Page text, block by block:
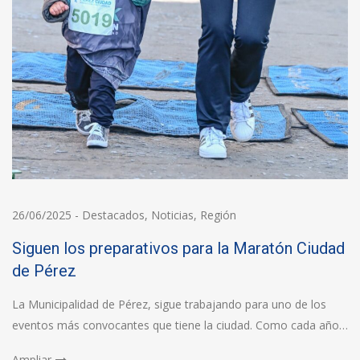
26/06/2025 - Destacados, Noticias, Región
Siguen los preparativos para la Maratón Ciudad
de Pérez
La Municipalidad de Pérez, sigue trabajando para uno de los
eventos más convocantes que tiene la ciudad. Como cada año…